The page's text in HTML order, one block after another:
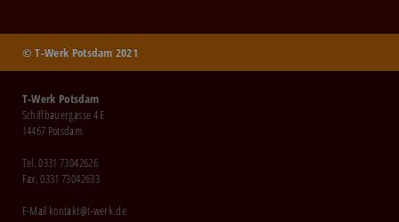
© T-Werk Potsdam 2021
T-Werk Potsdam
Schiffbauergasse 4 E
14467 Potsdam
Tel. 0331 73042626
Fax. 0331 73042633
E-Mail kontakt@t-werk.de